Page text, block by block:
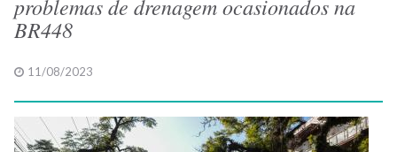
problemas de drenagem ocasionados na
BR448
11/08/2023